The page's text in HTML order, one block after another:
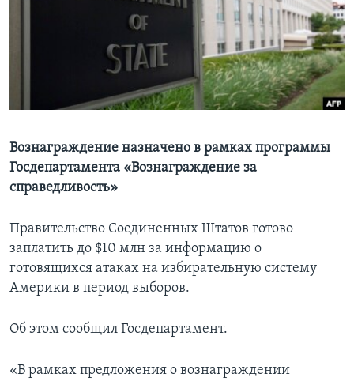
СОЦИАЛЬНЫЕ СЕТИ
Языки
Вознаграждение назначено в рамках программы
Госдепартамента «Вознаграждение за
справедливость»
Правительство Соединенных Штатов готово
заплатить до $10 млн за информацию о
готовящихся атаках на избирательную систему
Америки в период выборов.
Об этом сообщил Госдепартамент.
«В рамках предложения о вознаграждении